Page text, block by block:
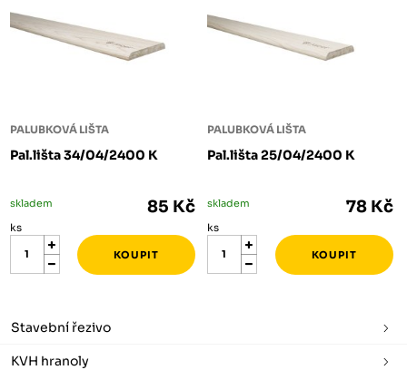
PALUBKOVÁ LIŠTA
Pal.lišta 34/04/2400 K
skladem 85 Kč
ks
PALUBKOVÁ LIŠTA
Pal.lišta 25/04/2400 K
skladem 78 Kč
ks
Stavební řezivo
KVH hranoly